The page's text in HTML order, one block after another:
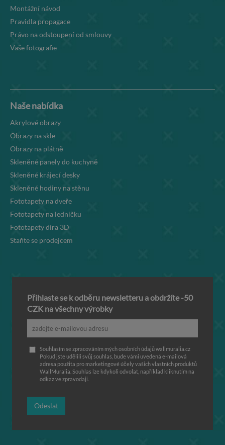
Montážní návod
Pravidla propagace
Právo na odstoupení od smlouvy
Vaše fotografie
Naše nabídka
Akrylové obrazy
Obrazy na skle
Obrazy na plátně
Skleněné panely do kuchyně
Skleněné krájecí desky
Skleněné hodiny na stěnu
Fototapety na dveře
Fototapety na ledničku
Fototapety díra 3D
Staňte se prodejcem
Přihlaste se k odběru newsletteru a obdržíte -50
CZK na všechny výrobky
Souhlasím se zpracováním mých osobních údajů wallmuralia.cz
Pokud jste udělili svůj souhlas, bude vámi uvedená e-mailová
adresa použita pro marketingové účely vašich vlastních produktů
WallMuralia. Souhlas lze kdykoli odvolat, například kliknutím na
odkaz ve zpravodaji.
Odeslat